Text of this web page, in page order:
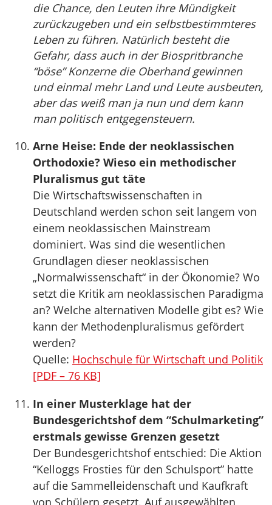
die Chance, den Leuten ihre Mündigkeit
zurückzugeben und ein selbstbestimmteres
Leben zu führen. Natürlich besteht die
Gefahr, dass auch in der Biospritbranche
“böse” Konzerne die Oberhand gewinnen
und einmal mehr Land und Leute ausbeuten,
aber das weiß man ja nun und dem kann
man politisch entgegensteuern.
Arne Heise: Ende der neoklassischen
Orthodoxie? Wieso ein methodischer
Pluralismus gut täte
Die Wirtschaftswissenschaften in
Deutschland werden schon seit langem von
einem neoklassischen Mainstream
dominiert. Was sind die wesentlichen
Grundlagen dieser neoklassischen
„Normalwissenschaft“ in der Ökonomie? Wo
setzt die Kritik am neoklassischen Paradigma
an? Welche alternativen Modelle gibt es? Wie
kann der Methodenpluralismus gefördert
werden?
Quelle: Hochschule für Wirtschaft und Politik
[PDF – 76 KB]
In einer Musterklage hat der
Bundesgerichtshof dem “Schulmarketing”
erstmals gewisse Grenzen gesetzt
Der Bundesgerichtshof entschied: Die Aktion
“Kelloggs Frosties für den Schulsport” hatte
auf die Sammelleidenschaft und Kaufkraft
von Schülern gesetzt. Auf ausgewählten